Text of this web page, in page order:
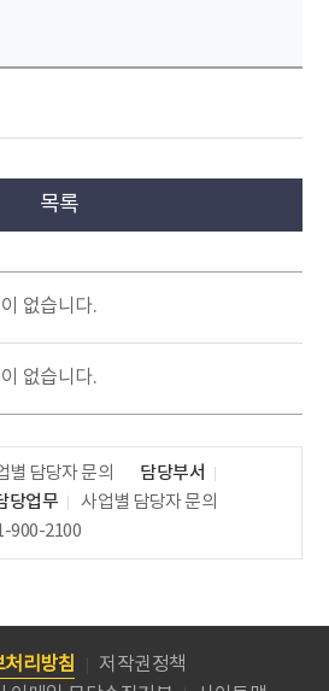
목록
없습니다.
없습니다.
별 담당자 문의
담당부서
당업무
사업별 담당자 문의
900-2100
리방침
저작권정책